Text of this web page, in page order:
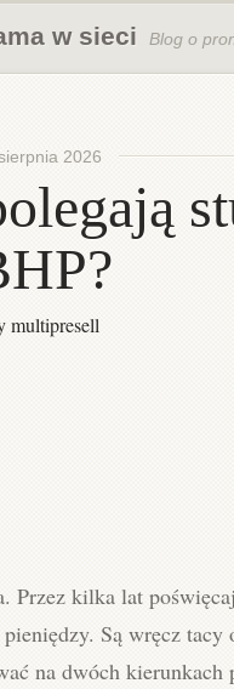
w sieci Blog o
2026
multipresell
Przez kilka lat
Są wręcz tacy
na dwóch kierunkach